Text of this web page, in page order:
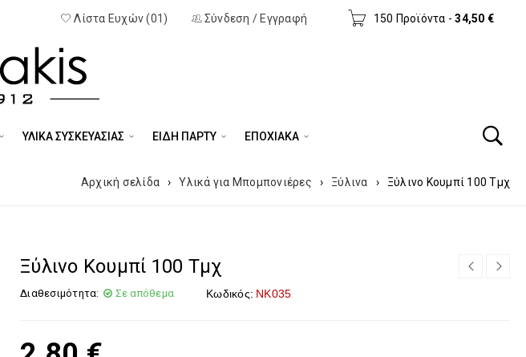
150 Προϊόντα - 34,50 €
Σύνδεση / Εγγραφή
Λίστα Ευχών (01)
ΥΛΙΚΑ ΣΥΣΚΕΥΑΣΙΑΣ ΕΊΔΗ ΠΆΡΤΥ ΕΠΟΧΙΑΚΑ
Αρχική σελίδα › Υλικά για Μπομπονιέρες › Ξύλινα › Ξύλινο Κουμπί 100 Τμχ
Ξύλινο Κουμπί 100 Τμχ
Διαθεσιμότητα: Σε απόθεμα Κωδικός: NK035